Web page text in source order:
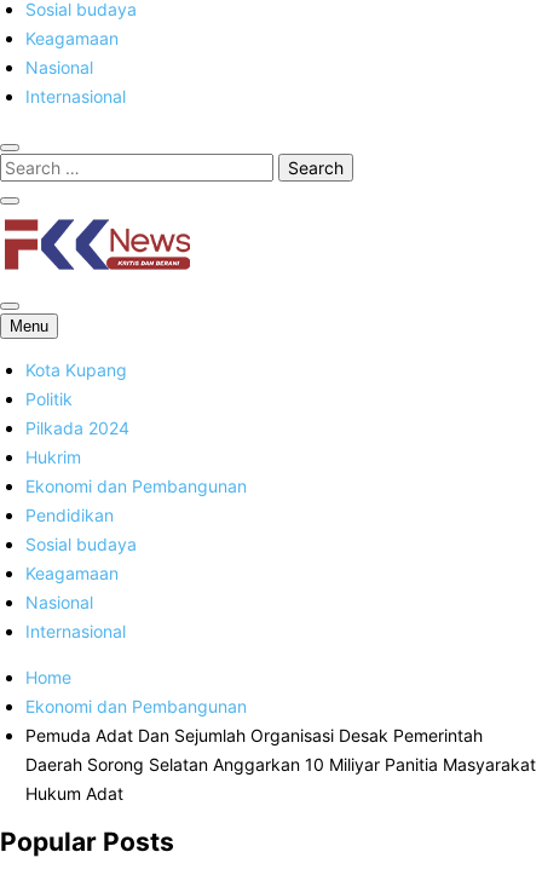
Sosial budaya
Keagamaan
Nasional
Internasional
FKK News
Menu
Kota Kupang
Politik
Pilkada 2024
Hukrim
Ekonomi dan Pembangunan
Pendidikan
Sosial budaya
Keagamaan
Nasional
Internasional
Home
Ekonomi dan Pembangunan
Pemuda Adat Dan Sejumlah Organisasi Desak Pemerintah
Daerah Sorong Selatan Anggarkan 10 Miliyar Panitia Masyarakat
Hukum Adat
Popular Posts